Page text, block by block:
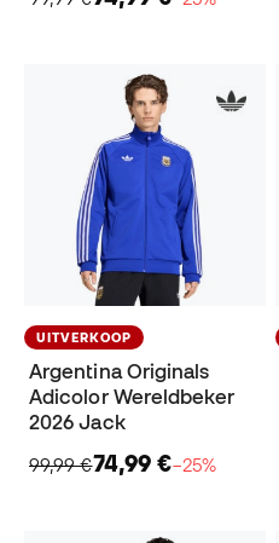
UITVERKOOP
Argentina Originals
Adicolor Wereldbeker
2026 Jack
99,99 €74,99 €−25%